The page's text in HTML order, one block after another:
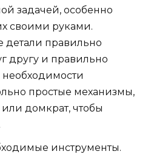
задачей, особенно
своими руками.
детали правильно
другу и правильно
простые механизмы,
или домкрат, чтобы
инструменты.